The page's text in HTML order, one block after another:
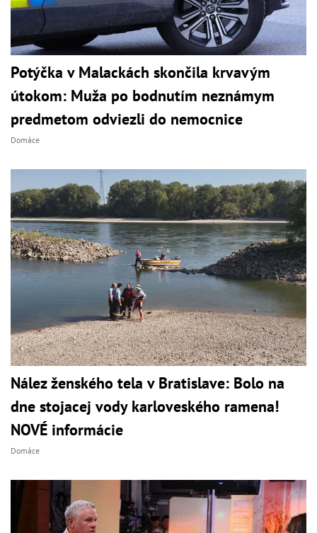
Potýčka v Malackách skončila krvavým
útokom: Muža po bodnutím neznámym
predmetom odviezli do nemocnice
Domáce
Nález ženského tela v Bratislave: Bolo na
dne stojacej vody karloveského ramena!
NOVÉ informácie
Domáce